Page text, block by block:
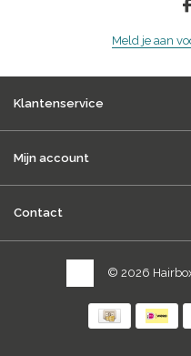
Meld je aan
Klantenservice
Mijn account
Contact
© 2026